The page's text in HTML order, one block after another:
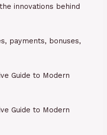
innovations behind
payments, bonuses,
Guide to Modern
Guide to Modern